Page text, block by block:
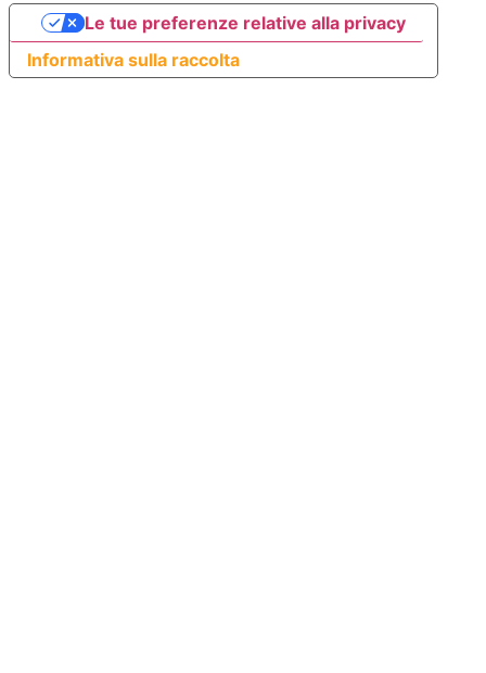
Informativa sulla raccolta
Le tue preferenze relative alla privacy